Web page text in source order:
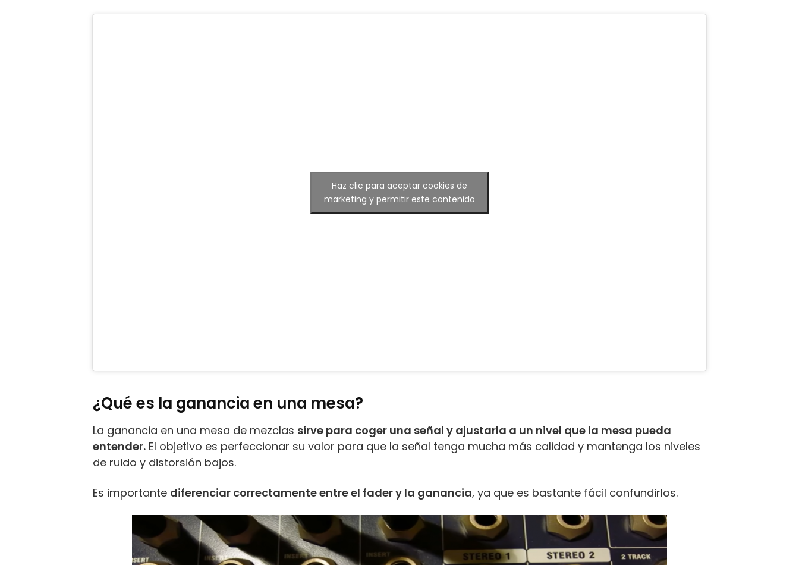
Haz clic para aceptar cookies de
marketing y permitir este contenido
¿Qué es la ganancia en una mesa?
La ganancia en una mesa de mezclas sirve para coger una señal y ajustarla a un nivel que la mesa pueda
entender. El objetivo es perfeccionar su valor para que la señal tenga mucha más calidad y mantenga los niveles
de ruido y distorsión bajos.
Es importante diferenciar correctamente entre el fader y la ganancia, ya que es bastante fácil confundirlos.